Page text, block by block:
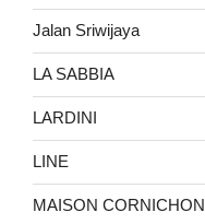
Jalan Sriwijaya
LA SABBIA
LARDINI
LINE
MAISON CORNICHON